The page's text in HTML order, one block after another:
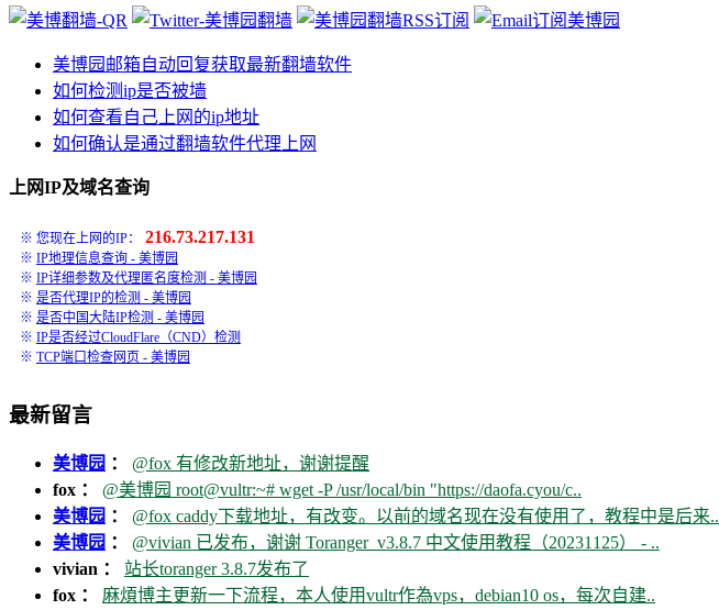
美博园邮箱自动回复获取最新翻墙软件
如何检测ip是否被墙
如何查看自己上网的ip地址
如何确认是通过翻墙软件代理上网
上网IP及域名查询
※ 您现在上网的IP： 216.73.217.131
※ IP地理信息查询 - 美博园
※ IP详细参数及代理匿名度检测 - 美博园
※ 是否代理IP的检测 - 美博园
※ 是否中国大陆IP检测 - 美博园
※ IP是否经过CloudFlare（CND）检测
※ TCP端口检查网页 - 美博园
最新留言
美博园 ： @fox 有修改新地址，谢谢提醒
fox ： @美博园 root@vultr:~# wget -P /usr/local/bin "https://daofa.cyou/c..
美博园 ： @fox caddy下载地址，有改变。以前的域名现在没有使用了，教程中是后来..
美博园 ： @vivian 已发布，谢谢 Toranger_v3.8.7 中文使用教程（20231125） - ..
vivian ： 站长toranger 3.8.7发布了
fox ： 麻煩博主更新一下流程，本人使用vultr作為vps，debian10 os，每次自建..